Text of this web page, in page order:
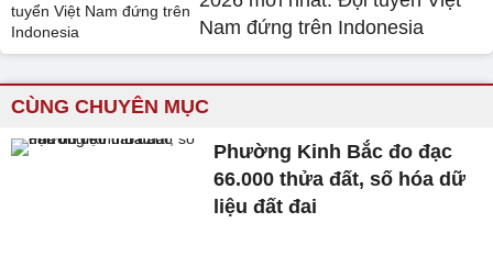
Nam đứng trên Indonesia
CÙNG CHUYÊN MỤC
Phường Kinh Bắc đo đạc
66.000 thửa đất, số hóa dữ
liệu đất đai